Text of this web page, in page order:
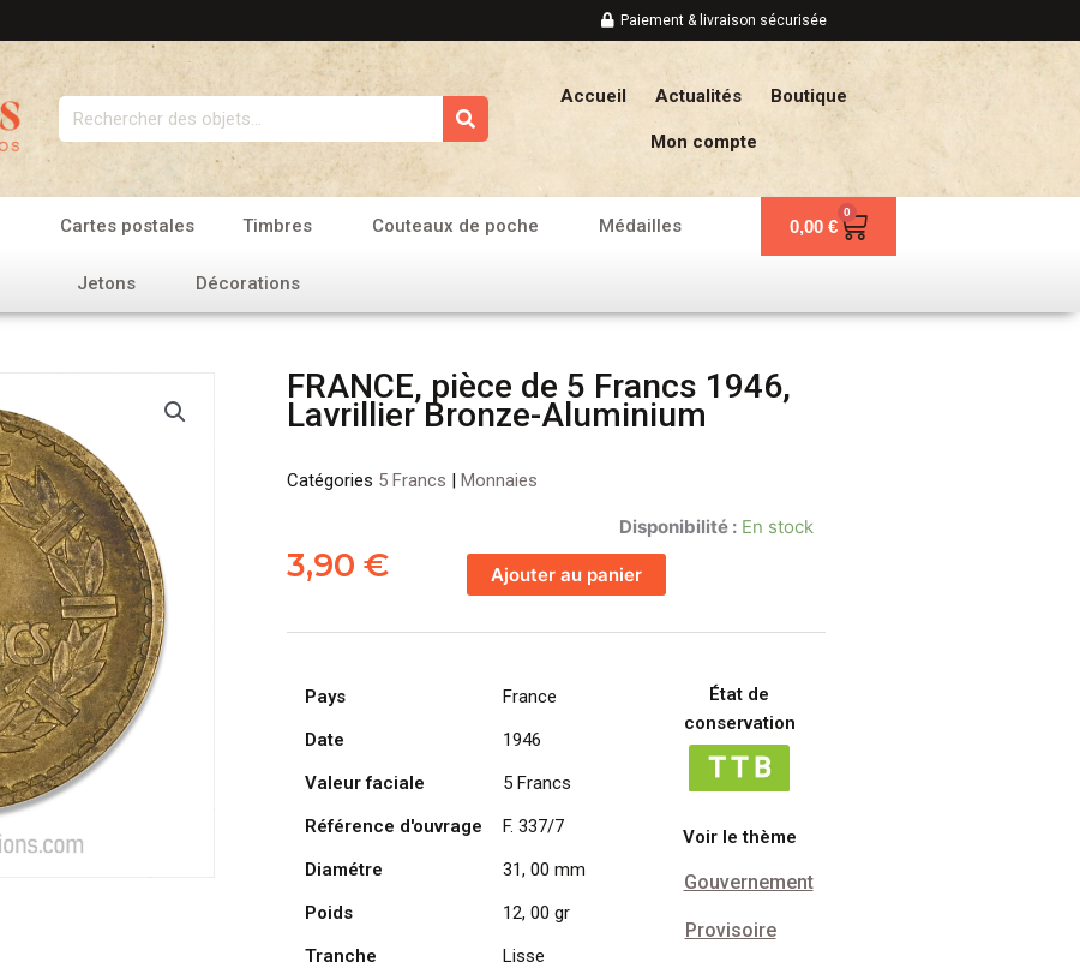
Paiement & livraison sécurisée
Rechercher
Accueil Actualités Boutique
Mon compte
Cartes postales Timbres Couteaux de poche Médailles
Jetons Décorations
0,00 €
0
Panier
FRANCE, pièce de 5 Francs 1946,
Lavrillier Bronze-Aluminium
Catégories 5 Francs | Monnaies
3,90 €
Disponibilité : En stock
de
FRANCE,
de
Francs
Bronze-
Ajouter au panier
Pays
France
Date
1946
Valeur faciale
5 Francs
Référence d'ouvrage
F. 337/7
Diamétre
31, 00 mm
Poids
12, 00 gr
Tranche
Lisse
État de
conservation
Voir le thème
Gouvernement
Provisoire